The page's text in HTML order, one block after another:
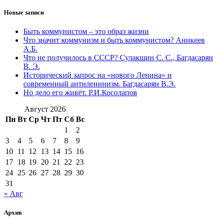
Новые записи
Быть коммунистом – это образ жизни
Что значит коммунизм и быть коммунистом? Аникеев
А.Б.
Что не получилось в СССР? Сулакшин С. С., Багдасарян
В. Э.
Исторический запрос на «нового Ленина» и
современный антиленинизм. Багдасарян В.Э.
Но дело его живёт. Р.И.Косолапов
Август 2026
Пн Вт Ср Чт Пт Сб Вс
1
2
3
4 5 6 7 8
9
10 11 12 13 14 15 16
17 18 19 20 21 22 23
24 25 26 27 28 29 30
31
« Авг
Архив